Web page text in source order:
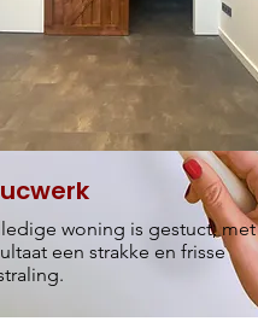
woning is gestuct, met
een strakke en frisse